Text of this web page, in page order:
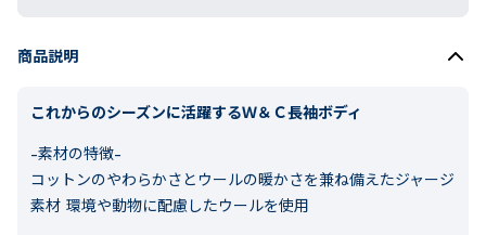
商品説明
これからのシーズンに活躍するＷ＆Ｃ長袖ボディ
-素材の特徴-
コットンのやわらかさとウールの暖かさを兼ね備えたジャージ
素材 環境や動物に配慮したウールを使用